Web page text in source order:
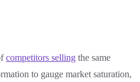
competitors selling the same
to gauge market saturation,